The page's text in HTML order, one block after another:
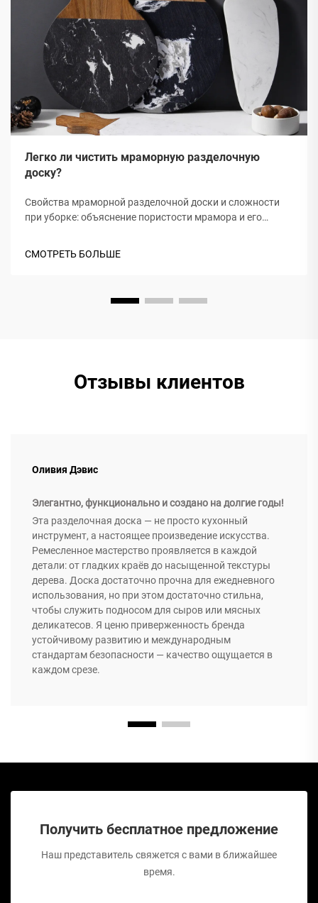
Легко ли чистить мраморную разделочную
доску?
Свойства мраморной разделочной доски и сложности
при уборке: объяснение пористости мрамора и его
СМОТРЕТЬ БОЛЬШЕ
Отзывы клиентов
Оливия Дэвис
Элегантно, функционально и создано на долгие годы!
Эта разделочная доска — не просто кухонный
инструмент, а настоящее произведение искусства.
Ремесленное мастерство проявляется в каждой
детали: от гладких краёв до насыщенной текстуры
дерева. Доска достаточно прочна для ежедневного
использования, но при этом достаточно стильна,
чтобы служить подносом для сыров или мясных
деликатесов. Я ценю приверженность бренда
устойчивому развитию и международным
стандартам безопасности — качество ощущается в
каждом срезе.
Получить бесплатное предложение
Наш представитель свяжется с вами в ближайшее
время.